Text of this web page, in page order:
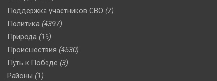
Поддержка участников СВО (7)
Политика (4397)
Природа (16)
Происшествия (4530)
Путь к Победе (3)
Районы (1)